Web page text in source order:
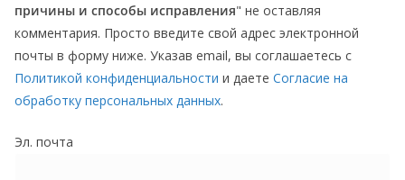
причины и способы исправления" не оставляя
комментария. Просто введите свой адрес электронной
почты в форму ниже. Указав email, вы соглашаетесь с
Политикой конфиденциальности и даете Согласие на
обработку персональных данных.
Эл. почта